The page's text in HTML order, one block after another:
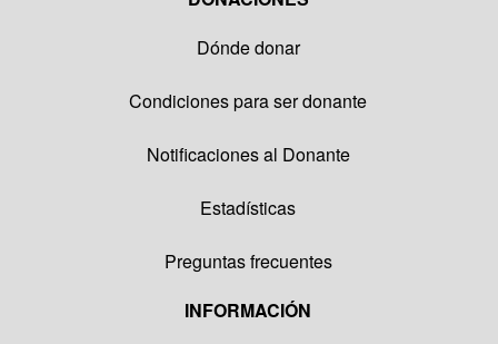
Dónde donar
Condiciones para ser donante
Notificaciones al Donante
Estadísticas
Preguntas frecuentes
INFORMACIÓN